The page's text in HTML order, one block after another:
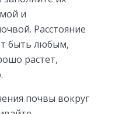
и
Расстояние
быть любым,
растет,
почвы вокруг